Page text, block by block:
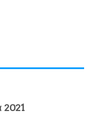
2021